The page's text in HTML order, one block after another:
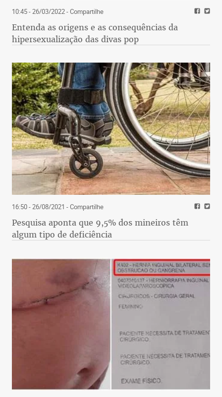
10:45 - 26/03/2022- Compartilhe
Entenda as origens e as consequências da
hipersexualização das divas pop
16:50 - 26/08/2021 - Compartilhe
Pesquisa aponta que 9,5% dos mineiros têm
algum tipo de deficiência